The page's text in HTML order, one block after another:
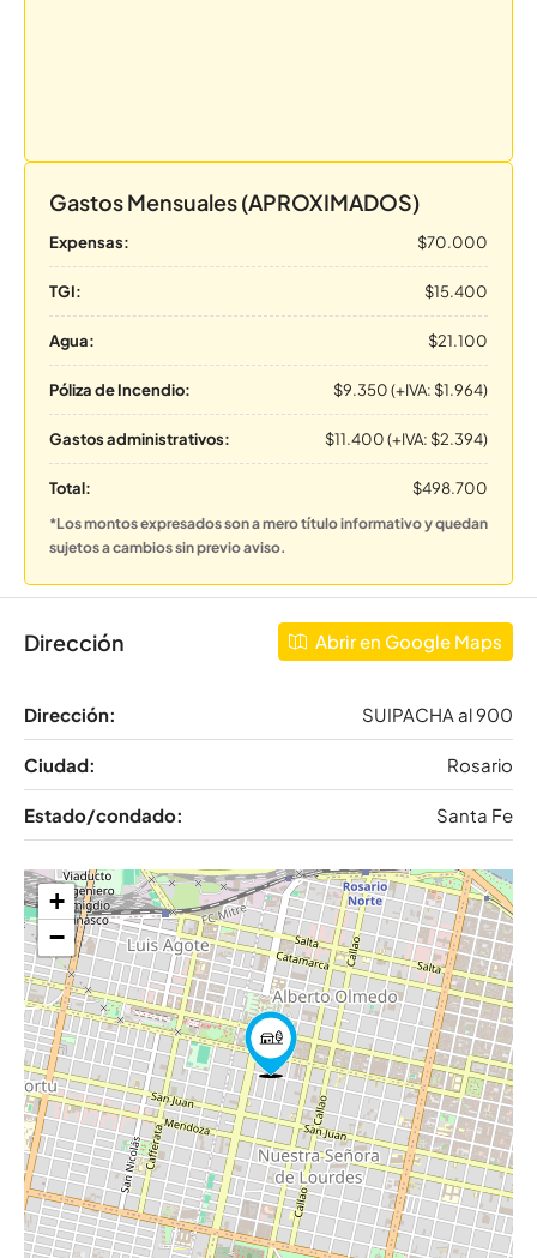
Gastos Mensuales (APROXIMADOS)
Expensas: $70.000
TGI: $15.400
Agua: $21.100
Póliza de Incendio: $9.350 (+IVA: $1.964)
Gastos administrativos: $11.400 (+IVA: $2.394)
Total: $498.700
*Los montos expresados son a mero título informativo y quedan
sujetos a cambios sin previo aviso.
Dirección Abrir en Google Maps
Dirección: SUIPACHA al 900
Ciudad: Rosario
Estado/condado: Santa Fe
+
−